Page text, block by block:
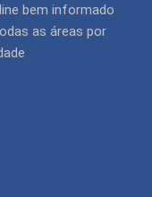
bem informado
as áreas por